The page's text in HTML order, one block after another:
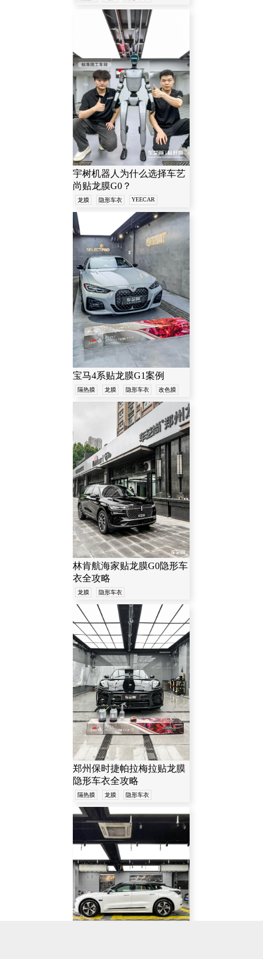
宇树机器人为什么选择车艺
尚贴龙膜G0？
龙膜 隐形车衣 YEECAR
宝马4系贴龙膜G1案例
隔热膜 龙膜 隐形车衣 改色膜
林肯航海家贴龙膜G0隐形车
衣全攻略
龙膜 隐形车衣
郑州保时捷帕拉梅拉贴龙膜
隐形车衣全攻略
隔热膜 龙膜 隐形车衣